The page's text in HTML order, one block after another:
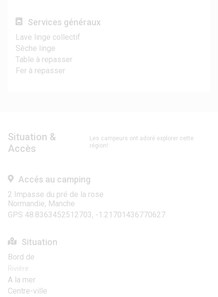
Services généraux
Lave linge collectif
Sèche linge
Table à repasser
Fer à repasser
Situation &
Accès
Les campeurs ont adoré explorer cette
région!
Accés au camping
2 Impasse du pré de la rose
Normandie, Manche
GPS 48.8363452512703, -1.21701436770627
Situation
Bord de
Rivière
A la mer
Centre-ville